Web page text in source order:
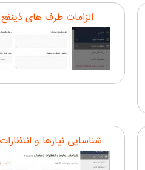
الزامات طرف های
شناسایی نیازها و